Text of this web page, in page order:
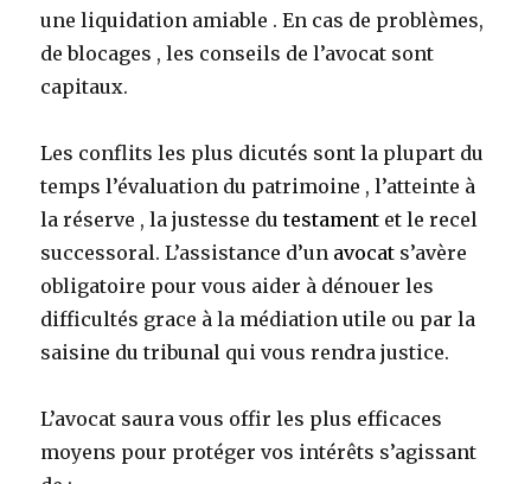
une liquidation amiable . En cas de problèmes,
de blocages , les conseils de l’avocat sont
capitaux.
Les conflits les plus dicutés sont la plupart du
temps l’évaluation du patrimoine , l’atteinte à
la réserve , la justesse dutestament et le recel
successoral. L’assistance d’un avocat s’avère
obligatoire pour vous aider à dénouer les
difficultés grace à la médiation utile ou par la
saisine du tribunal qui vous rendra justice.
L’avocat saura vous offir les plus efficaces
moyens pour protéger vos intérêts s’agissant